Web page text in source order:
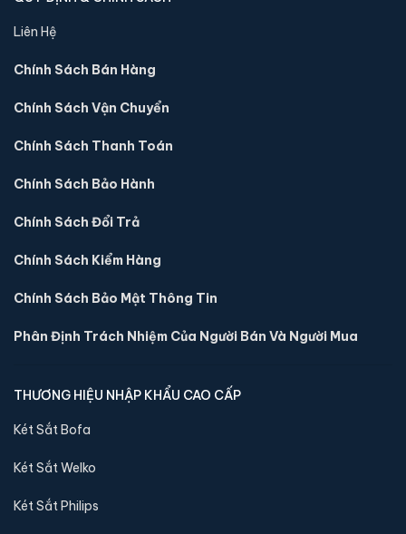
📐 Kích thước:30 x 37.5 x 30 cm
⚖️ Trọng lượng: 15 kg
🛡️ Bảo hành: 36 tháng
3,600,000 đ
Két sắt mini Bofa BGX-5D1-45S1 điện tử chính hãng
Liên Hệ
Chính Sách Bán Hàng
Chính Sách Vận Chuyển
Chính Sách Thanh Toán
Chính Sách Bảo Hành
Chính Sách Đổi Trả
Chính Sách Kiểm Hàng
Chính Sách Bảo Mật Thông Tin
Phân Định Trách Nhiệm Của Người Bán Và Người Mua
THƯƠNG HIỆU NHẬP KHẨU CAO CẤP
Két Sắt Bofa
Két Sắt Welko
Két Sắt Philips